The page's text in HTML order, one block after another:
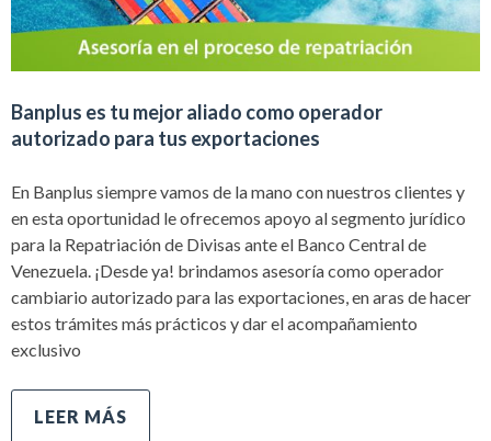
Banplus es tu mejor aliado como operador
autorizado para tus exportaciones
En Banplus siempre vamos de la mano con nuestros clientes y
en esta oportunidad le ofrecemos apoyo al segmento jurídico
para la Repatriación de Divisas ante el Banco Central de
Venezuela. ¡Desde ya! brindamos asesoría como operador
cambiario autorizado para las exportaciones, en aras de hacer
estos trámites más prácticos y dar el acompañamiento
exclusivo
LEER MÁS